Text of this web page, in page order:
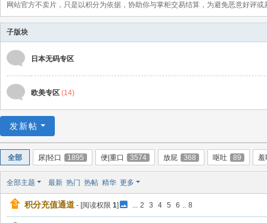
网站官方不卖片，只是以积分为依据，协助你与掌柜交易结算，为避免恶意好评
子版块
日本无码专区
欧美专区 (14)
发新帖
全部 尿|轻口 1895 便|重口 3574 放屁 368 呕吐 89 羞
全部主题 最新 热门 热帖 精华 更多
积分充值通道 - [阅读权限 1] ... 2 3 4 5 6 .. 8